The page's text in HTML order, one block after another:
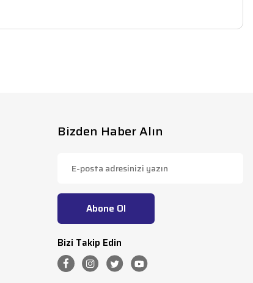
Bizden Haber Alın
Abone Ol
Bizi Takip Edin